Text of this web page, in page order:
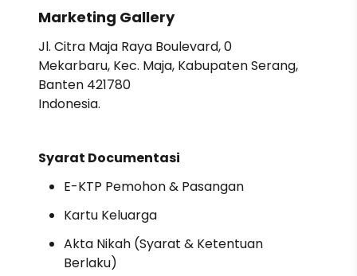
Marketing Gallery
Jl. Citra Maja Raya Boulevard, 0
Mekarbaru, Kec. Maja, Kabupaten Serang,
Banten 421780
Indonesia.
Syarat Documentasi
E-KTP Pemohon & Pasangan
Kartu Keluarga
Akta Nikah (Syarat & Ketentuan
Berlaku)